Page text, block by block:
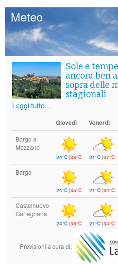
Meteo
Sole e
ancora ben
sopra delle
stagionali
Leggi tutto…
Giovedì Venerdì
Borgo a
Mozzano
24°C |38°C 21°C |37°C
Barga
24°C |35°C 21°C |34°C
Castelnuovo
Garfagnana
24°C |35°C 21°C |34°C
Previsioni a cura di: